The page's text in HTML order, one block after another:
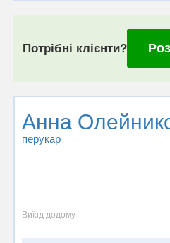
Потрібні клієнти?
Анна
перукар
Виїзд додому